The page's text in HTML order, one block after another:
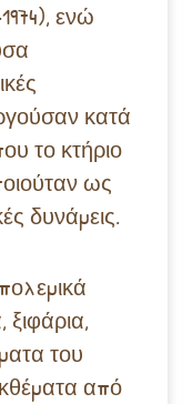
ενώ
κατά
το κτήριο
ως
δυνάμεις.
του
από